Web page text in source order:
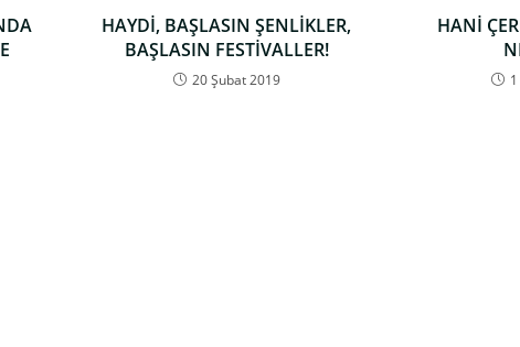
HAYDİ, BAŞLASIN ŞENLİKLER,
BAŞLASIN FESTİVALLER!
20 Şubat 2019
HANİ